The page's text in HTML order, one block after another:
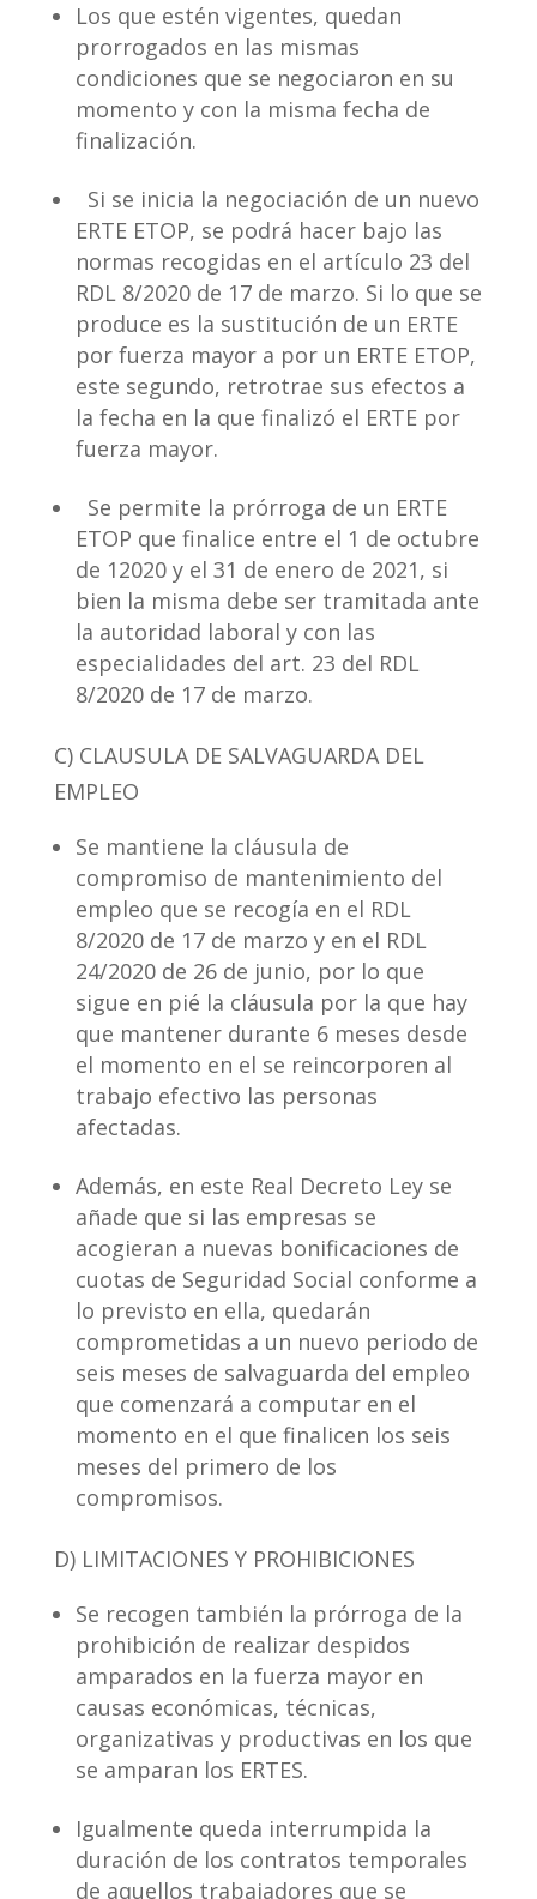
Los que estén vigentes, quedan
prorrogados en las mismas
condiciones que se negociaron en su
momento y con la misma fecha de
finalización.
Si se inicia la negociación de un nuevo
ERTE ETOP, se podrá hacer bajo las
normas recogidas en el artículo 23 del
RDL 8/2020 de 17 de marzo. Si lo que se
produce es la sustitución de un ERTE
por fuerza mayor a por un ERTE ETOP,
este segundo, retrotrae sus efectos a
la fecha en la que finalizó el ERTE por
fuerza mayor.
Se permite la prórroga de un ERTE
ETOP que finalice entre el 1 de octubre
de 12020 y el 31 de enero de 2021, si
bien la misma debe ser tramitada ante
la autoridad laboral y con las
especialidades del art. 23 del RDL
8/2020 de 17 de marzo.
C) CLAUSULA DE SALVAGUARDA DEL
EMPLEO
Se mantiene la cláusula de
compromiso de mantenimiento del
empleo que se recogía en el RDL
8/2020 de 17 de marzo y en el RDL
24/2020 de 26 de junio, por lo que
sigue en pié la cláusula por la que hay
que mantener durante 6 meses desde
el momento en el se reincorporen al
trabajo efectivo las personas
afectadas.
Además, en este Real Decreto Ley se
añade que si las empresas se
acogieran a nuevas bonificaciones de
cuotas de Seguridad Social conforme a
lo previsto en ella, quedarán
comprometidas a un nuevo periodo de
seis meses de salvaguarda del empleo
que comenzará a computar en el
momento en el que finalicen los seis
meses del primero de los
compromisos.
D) LIMITACIONES Y PROHIBICIONES
Se recogen también la prórroga de la
prohibición de realizar despidos
amparados en la fuerza mayor en
causas económicas, técnicas,
organizativas y productivas en los que
se amparan los ERTES.
Igualmente queda interrumpida la
duración de los contratos temporales
de aquellos trabajadores que se